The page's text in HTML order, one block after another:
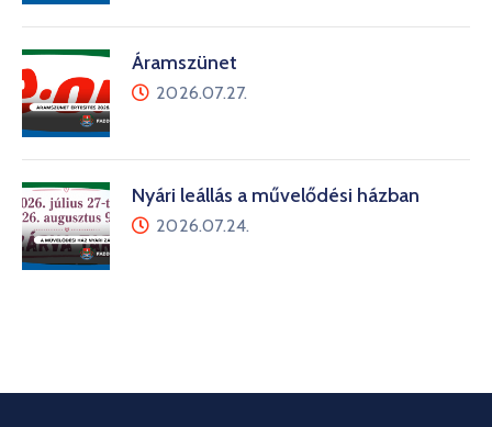
Áramszünet
2026.07.27.
Nyári leállás a művelődési házban
2026.07.24.